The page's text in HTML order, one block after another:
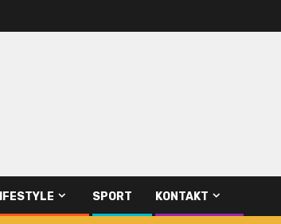
SPORT KONTAKT